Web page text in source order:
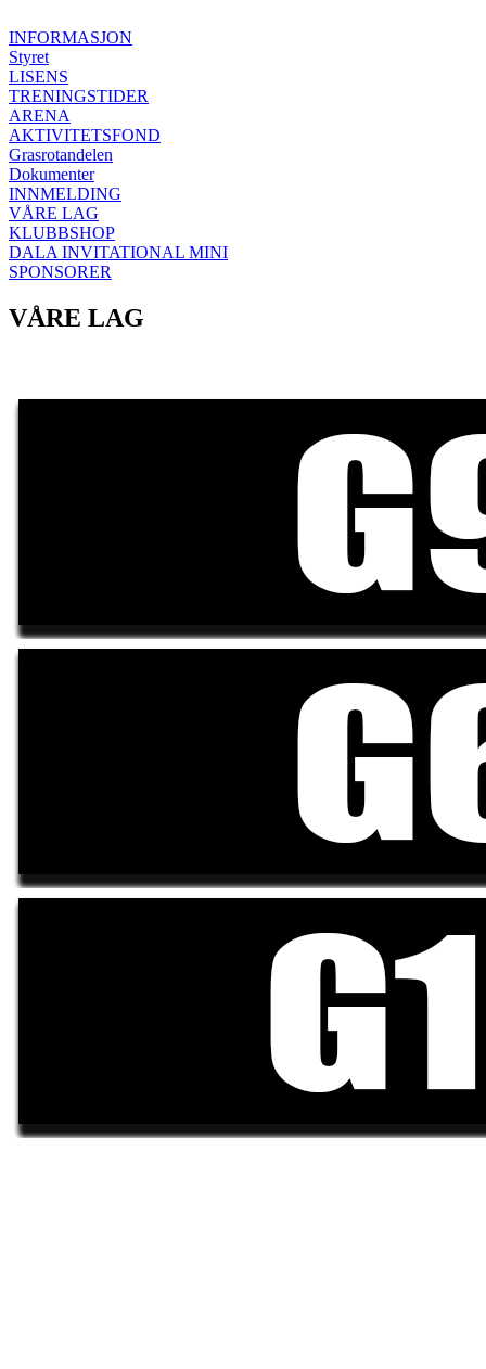
INFORMASJON
Styret
LISENS
TRENINGSTIDER
ARENA
AKTIVITETSFOND
Grasrotandelen
Dokumenter
INNMELDING
VÅRE LAG
KLUBBSHOP
DALA INVITATIONAL MINI
SPONSORER
VÅRE LAG